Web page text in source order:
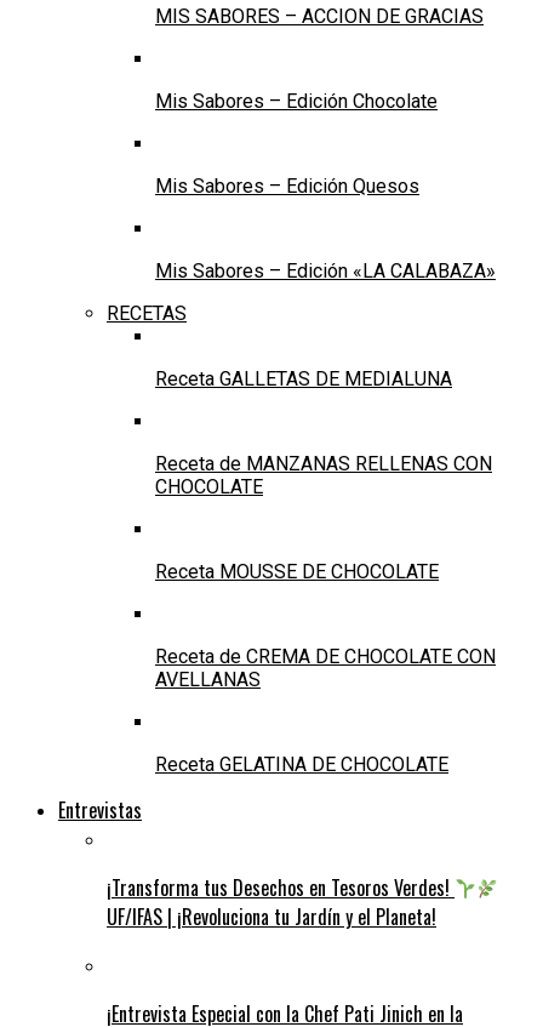
MIS SABORES – ACCION DE GRACIAS
Mis Sabores – Edición Chocolate
Mis Sabores – Edición Quesos
Mis Sabores – Edición «LA CALABAZA»
RECETAS
Receta GALLETAS DE MEDIALUNA
Receta de MANZANAS RELLENAS CON
CHOCOLATE
Receta MOUSSE DE CHOCOLATE
Receta de CREMA DE CHOCOLATE CON
AVELLANAS
Receta GELATINA DE CHOCOLATE
Entrevistas
¡Transforma tus Desechos en Tesoros Verdes!
UF/IFAS | ¡Revoluciona tu Jardín y el Planeta!
¡Entrevista Especial con la Chef Pati Jinich en la